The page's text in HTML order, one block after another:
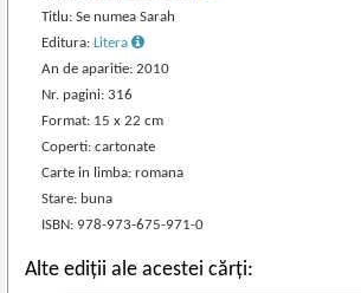
Titlu: Se numea Sarah
Editura:Litera
An de aparitie: 2010
Nr. pagini: 316
Format: 15 x 22 cm
Coperti: cartonate
Carte in limba: romana
Stare: buna
ISBN: 978-973-675-971-0
Alte ediții ale acestei cărți: